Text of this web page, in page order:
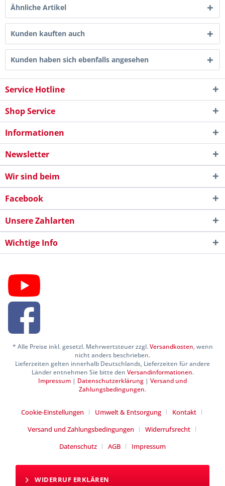
Ähnliche Artikel
Kunden kauften auch
Kunden haben sich ebenfalls angesehen
Service Hotline
Shop Service
Informationen
Newsletter
Wir sind beim
Facebook
Unsere Zahlarten
Wichtige Info
* Alle Preise inkl. gesetzl. Mehrwertsteuer zzgl.Versandkosten, wenn
nicht anders beschrieben.
Lieferzeiten gelten innerhalb Deutschlands, Lieferzeiten für andere
Länder entnehmen Sie bitte den Versandinformationen.
Impressum | Datenschutzerklärung | Versand und
Zahlungsbedingungen.
Cookie-Einstellungen Umwelt & Entsorgung
Kontakt
Versand und Zahlungsbedingungen
Widerrufsrecht
Datenschutz
AGB Impressum
WIDERRUF ERKLÄREN